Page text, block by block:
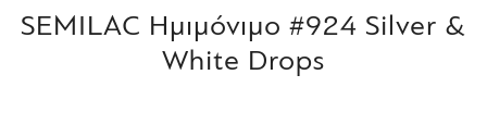
SEMILAC Ημιμόνιμο #924 Silver &
White Drops